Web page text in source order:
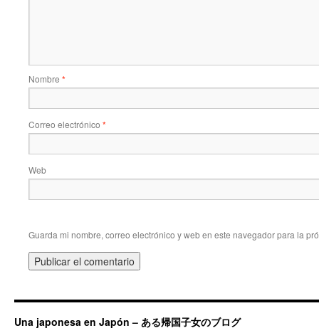
Nombre *
Correo electrónico *
Web
Guarda mi nombre, correo electrónico y web en este navegador para la
Una japonesa en Japón – ある帰国子女のブログ